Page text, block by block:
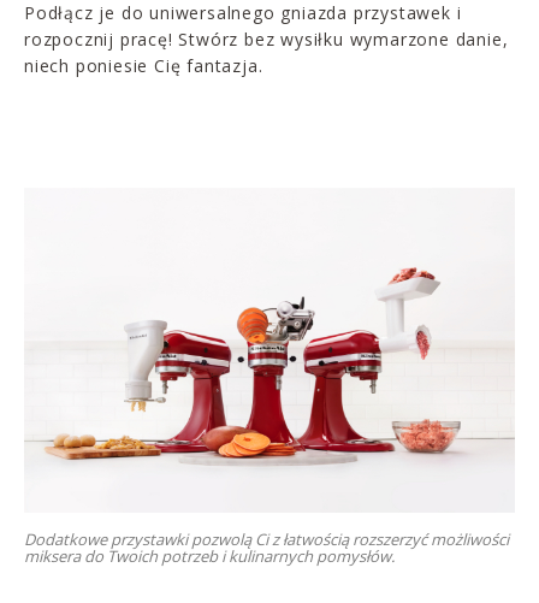
Podłącz je do uniwersalnego gniazda przystawek i
rozpocznij pracę! Stwórz bez wysiłku wymarzone danie,
niech poniesie Cię fantazja.
Dodatkowe przystawki pozwolą Ci z łatwością rozszerzyć możliwości
miksera do Twoich potrzeb i kulinarnych pomysłów.